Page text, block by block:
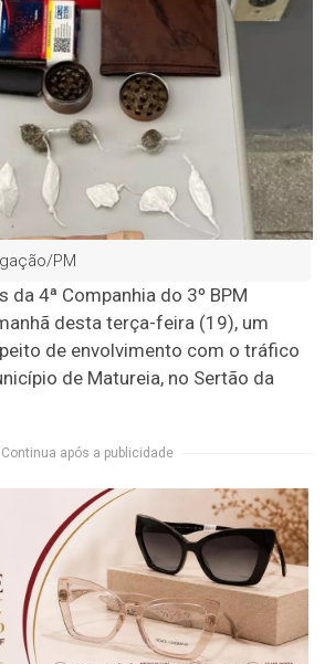
PM
da 4ª Companhia do 3º BPM
desta terça-feira (19), um
de envolvimento com o tráfico
de Matureia, no Sertão da
Continua após a publicidade